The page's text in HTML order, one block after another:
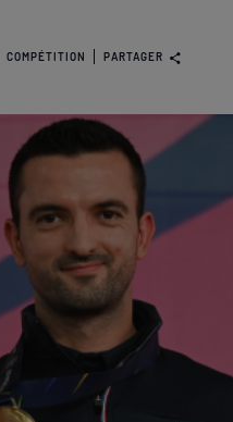
COMPÉTITION PARTAGER